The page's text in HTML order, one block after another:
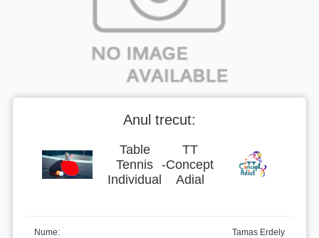
Anul trecut:
Table
Tennis
Individual
-
TT
Concept
Adial
Nume: Tamas Erdely